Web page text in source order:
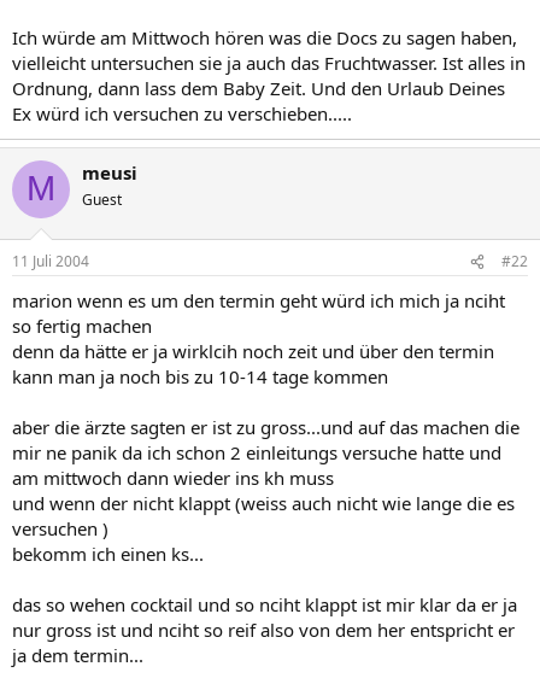
Ich würde am Mittwoch hören was die Docs zu sagen haben,
vielleicht untersuchen sie ja auch das Fruchtwasser. Ist alles in
Ordnung, dann lass dem Baby Zeit. Und den Urlaub Deines
Ex würd ich versuchen zu verschieben.....
M meusi
Guest
11 Juli 2004 #22
marion wenn es um den termin geht würd ich mich ja nciht
so fertig machen
denn da hätte er ja wirklcih noch zeit und über den termin
kann man ja noch bis zu 10-14 tage kommen
aber die ärzte sagten er ist zu gross...und auf das machen die
mir ne panik da ich schon 2 einleitungs versuche hatte und
am mittwoch dann wieder ins kh muss
und wenn der nicht klappt (weiss auch nicht wie lange die es
versuchen )
bekomm ich einen ks...
das so wehen cocktail und so nciht klappt ist mir klar da er ja
nur gross ist und nciht so reif also von dem her entspricht er
ja dem termin...